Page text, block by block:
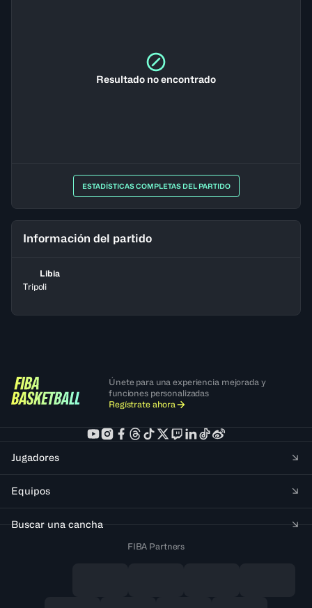
Resultado no encontrado
ESTADÍSTICAS COMPLETAS DEL PARTIDO
Información del partido
Libia
Tripoli
Únete para una experiencia mejorada y
funciones personalizadas
Regístrate ahora
Jugadores
Equipos
Buscar una cancha
FIBA Partners